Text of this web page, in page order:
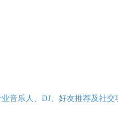
音乐人、DJ、好友推荐及社